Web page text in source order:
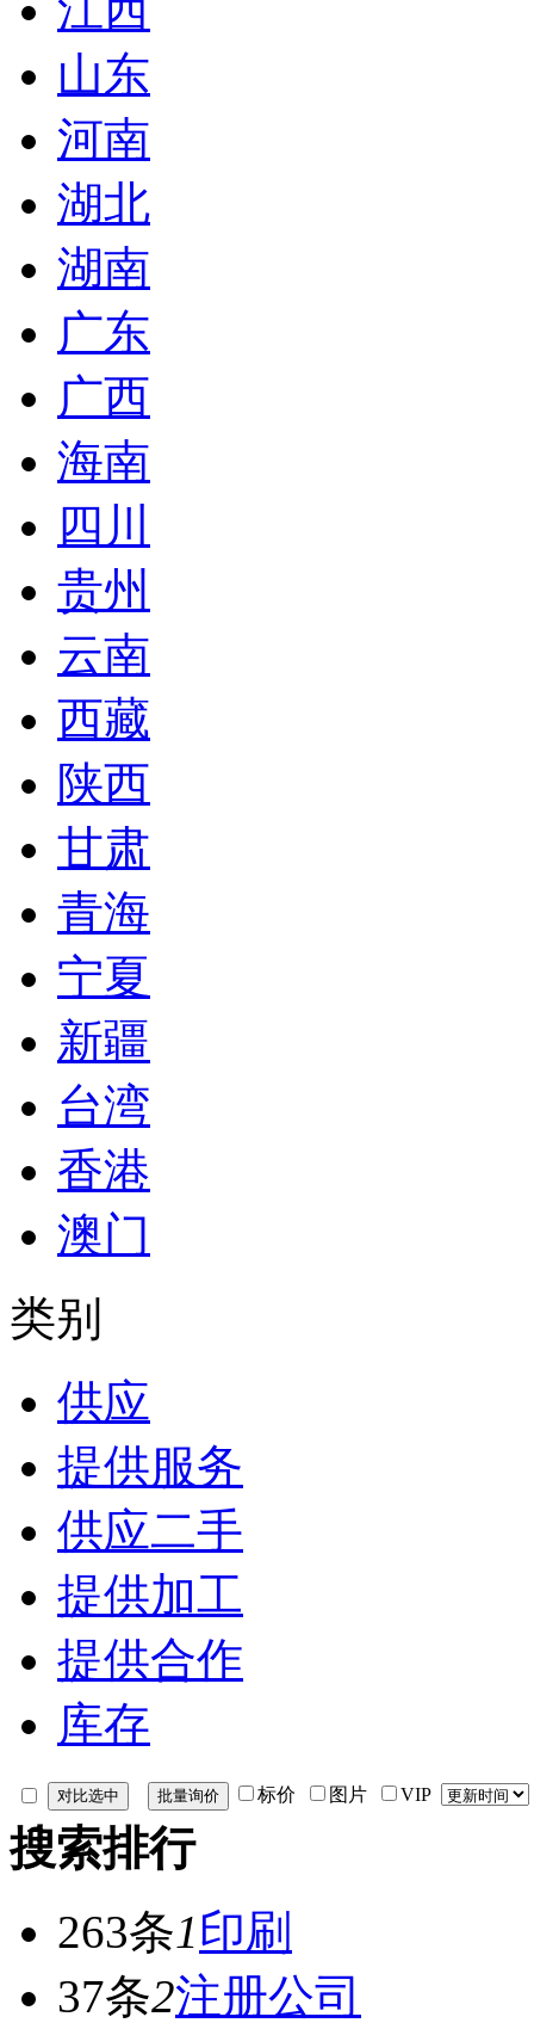
山东
河南
湖北
湖南
广东
广西
海南
四川
贵州
云南
西藏
陕西
甘肃
青海
宁夏
新疆
台湾
香港
澳门
类别
供应
提供服务
供应二手
提供加工
提供合作
库存
标价 图片 VIP
搜索排行
263条1印刷
37条2注册公司